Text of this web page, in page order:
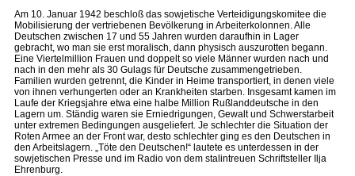
Am 10. Januar 1942 beschloß das sowjetische Verteidigungskomitee die
Mobilisierung der vertriebenen Bevölkerung in Arbeiterkolonnen. Alle
Deutschen zwischen 17 und 55 Jahren wurden daraufhin in Lager
gebracht, wo man sie erst moralisch, dann physisch auszurotten begann.
Eine Viertelmillion Frauen und doppelt so viele Männer wurden nach und
nach in den mehr als 30 Gulags für Deutsche zusammengetrieben.
Familien wurden getrennt, die Kinder in Heime transportiert, in denen viele
von ihnen verhungerten oder an Krankheiten starben. Insgesamt kamen im
Laufe der Kriegsjahre etwa eine halbe Million Rußlanddeutsche in den
Lagern um. Ständig waren sie Erniedrigungen, Gewalt und Schwerstarbeit
unter extremen Bedingungen ausgeliefert. Je schlechter die Situation der
Roten Armee an der Front war, desto schlechter ging es den Deutschen in
den Arbeitslagern. „Töte den Deutschen!“ lautete es unterdessen in der
sowjetischen Presse und im Radio von dem stalintreuen Schriftsteller Ilja
Ehrenburg.